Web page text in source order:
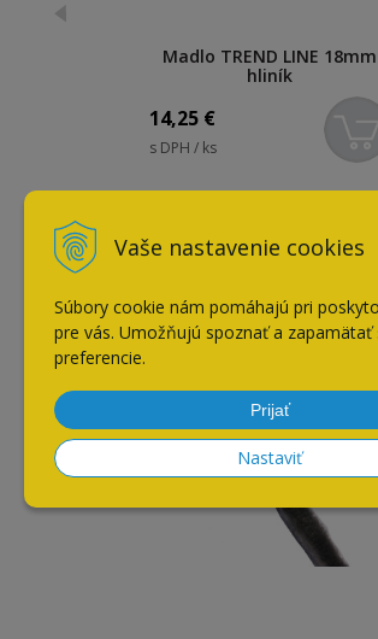
Vaše nastavenie cookies
Súbory cookie nám pomáhajú pri
pre vás. Umožňujú spoznať a zapamätať
preferencie.
Prijať
Nastaviť
Madlo TREND LINE 18mm
hliník
14,25 €
s DPH / ks
Naposledy
Štetina protiprachová
samolepiaca